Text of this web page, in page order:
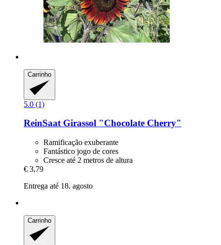
Carrinho
5.0 (1)
ReinSaatGirassol "Chocolate Cherry"
Ramificação exuberante
Fantástico jogo de cores
Cresce até 2 metros de altura
€ 3,79
Entrega até 18. agosto
Carrinho